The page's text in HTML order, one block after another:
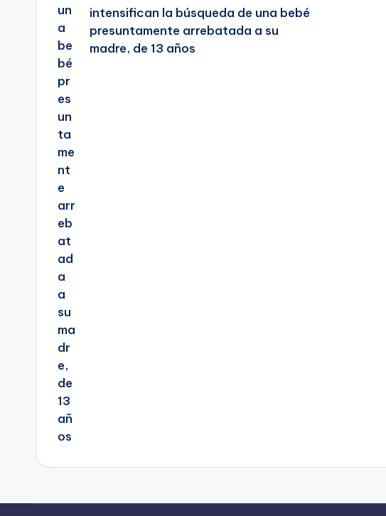
intensifican la búsqueda de una bebé
presuntamente arrebatada a su
madre, de 13 años